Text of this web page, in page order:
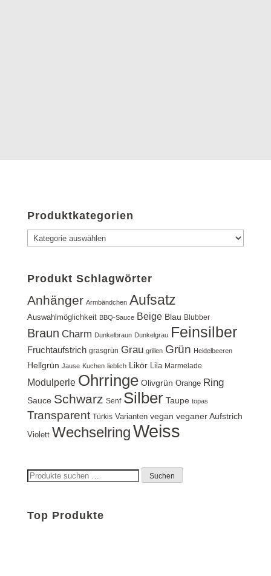
Produktkategorien
Produkt Schlagwörter
Anhänger Armbändchen Aufsatz
Auswahlmöglichkeit BBQ-Sauce Beige Blau Blubber
Braun Charm Dunkelbraun Dunkelgrau Feinsilber
Fruchtaufstrich grasgrün Grau grillen Grün Heidelbeeren
Hellgrün Jause Kuchen lieblich Likör Lila Marmelade
Modulperle Ohrringe Olivgrün Orange Ring
Sauce Schwarz Senf Silber Taupe topas
Transparent Türkis Varianten vegan veganer Aufstrich
Violett WechselringWeiss
Suchen
Suchen
Top Produkte